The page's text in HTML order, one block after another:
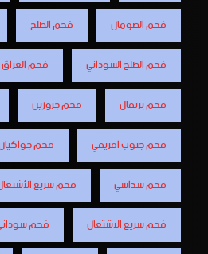
فحم الصومال
فحم الطلح
فحم الطلح السوداني
فحم العراق
فحم برتقال
فحم جزورين
فحم جنوب افريقي
فحم
فحم سداسي
فحم سريع
فحم سريع الاشتعال
فحم